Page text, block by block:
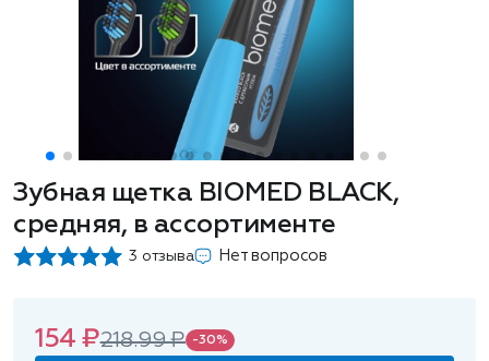
Зубная щетка BIOMED BLACK,
средняя, в ассортименте
3 отзыва Нет вопросов
154 ₽218.99 ₽ -30%